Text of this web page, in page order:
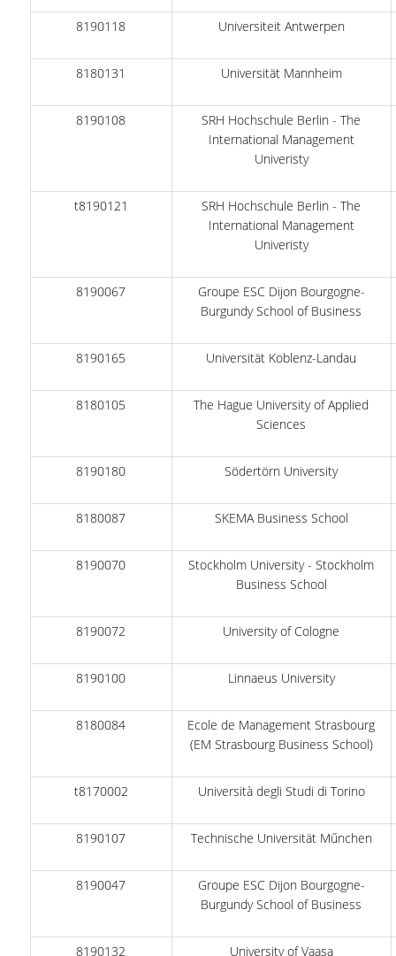
ΜΑΘΗΜΑΤΑ ΠΡΟΓΡΑΜΜΑΤΟΣ ΣΠΟΥΔΩΝ
ΑΛΛΑ ΤΜΗΜΑΤΑ
ΠΡΑΚΤΙΚΗ ΑΣΚΗΣΗ ΚΑΙ ΠΤΥΧΙΑΚΗ ΕΡΓΑΣΙΑ
TESTIMONIALS ΠΡΑΚΤΙΚΗΣ ΑΣΚΗΣΗΣ
ΔΙΑΧΕΙΡΙΣΗ ΠΑΡΑΠΟΝΩΝ ΦΟΙΤΗΤΩΝ
TUTORS ΦΟΙΤΗΤΩΝ
ΜΕΤΑΠΤΥΧΙΑΚΕΣ ΣΠΟΥΔΕΣ
ΠΡΟΓΡΑΜΜΑΤΑ ΜΕΤΑΠΤΥΧΙΑΚΩΝ ΣΠΟΥΔΩΝ
ΔΙΔΑΚΤΟΡΕΣ ΤΟΥ ΤΜΗΜΑΤΟΣ
ΥΠΟΨΗΦΙΟΙ ΔΙΔΑΚΤΟΡΕΣ
ΠΡΟΓΡΑΜΜΑ ERASMUS+
ΜΑΘΗΜΑΤΑ ΠΟΥ ΠΡΟΣΦΕΡΕΙ ΤΟ
ΤΜΗΜΑ
ΣΥΝΕΡΓΑΖΟΜΕΝΑ ΠΑΝΕΠΙΣΤΗΜΙΑ
ΑΝΑΚΟΙΝΩΣΕΙΣ ΠΡΟΓΡΑΜΜΑΤΟΣ
ΕΓΓΡΑΦΑ - ΧΡΗΣΙΜΟΙ ΣΥΝΔΕΣΜΟΙ
FAQS
ΔΙΑΣΦΑΛΙΣΗ ΠΟΙΟΤΗΤΑΣ
ΠΟΛΙΤΙΚΗ ΔΙΑΣΦΑΛΙΣΗΣ ΠΟΙΟΤΗΤΑΣ
ΔΕΔΟΜΕΝΑ ΠΟΙΟΤΗΤΑΣ
ΠΙΣΤΟΠΟΙΗΣΗ
8190118 Universiteit Antwerpen
8180131 Universität Mannheim
8190108
SRH Hochschule Berlin - The
International Management
Univeristy
t8190121
SRH Hochschule Berlin - The
International Management
Univeristy
8190067
Groupe ESC Dijon Bourgogne-
Burgundy School of Business
8190165 Universität Koblenz-Landau
8180105
The Hague University of Applied
Sciences
8190180 Södertörn University
8180087 SKEMA Business School
8190070
Stockholm University - Stockholm
Business School
8190072 University of Cologne
8190100 Linnaeus University
8180084
Ecole de Management Strasbourg
(EM Strasbourg Business School)
t8170002 Università degli Studi di Torino
8190107 Technische Universität Műnchen
8190047
Groupe ESC Dijon Bourgogne-
Burgundy School of Business
8190132 University of Vaasa